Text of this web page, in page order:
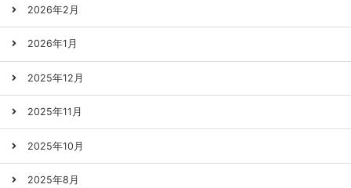
2026年2月
2026年1月
2025年12月
2025年11月
2025年10月
2025年8月